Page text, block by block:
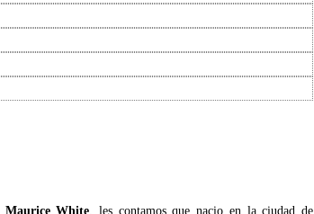
Maurice White, les contamos que nacio en la ciudad de